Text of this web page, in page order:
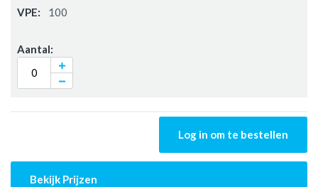
100
Log in om te bestellen
Bekijk Prijzen